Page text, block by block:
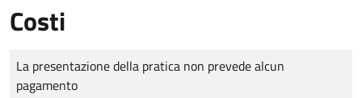
Costi
Tipo di pagamento
Importo
La presentazione della pratica non prevede alcun
pagamento